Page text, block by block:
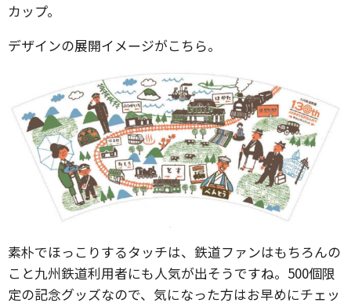
カップ。
デザインの展開イメージがこちら。
素朴でほっこりするタッチは、鉄道ファンはもちろんの
こと九州鉄道利用者にも人気が出そうですね。500個限
定の記念グッズなので、気になった方はお早めにチェッ